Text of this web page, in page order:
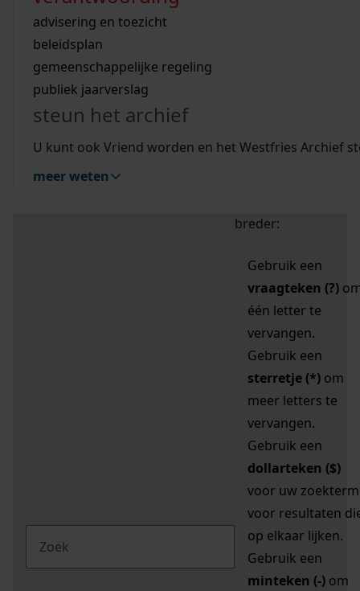
bouwvergunningen
omgevingsvergunningen
vergunningen
beeld en geluid
uitleg nodig?
Wij helpen u op weg met een aantal zoektips.
bekijk alle zoektips
Wij helpen u op weg met een aantal zoektips.
bekijk alle zoektips
bekijk ons geschiedenislokaal
advisering en toezicht
beleidsplan
gemeenschappelijke regeling
publiek jaarverslag
steun het archief
U kunt ook Vriend worden en het Westfries Archief
meer weten
zoektips
Mijn Studiezaal (inloggen)
uw zoekopdracht te
breder:
Gebruik een
vraagteken (?)
één letter te
vervangen.
Gebruik een
sterretje (*) om
meer letters te
vervangen.
Gebruik een
dollarteken ($)
voor uw zoekterm
voor resultaten
op elkaar lijken.
Gebruik een
minteken (-) om